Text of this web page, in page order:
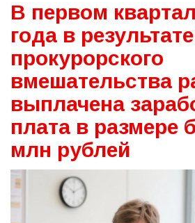
В первом
года в результате
прокурорского
вмешательства
выплачена
плата в размере
млн рублей